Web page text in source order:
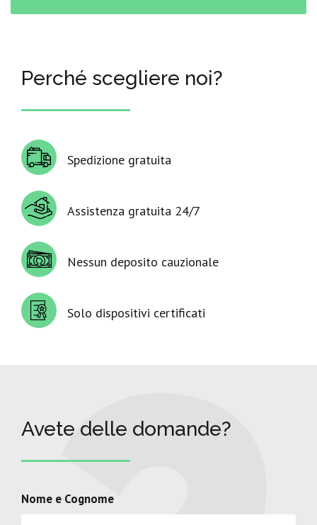
Perché scegliere noi?
Spedizione gratuita
Assistenza gratuita 24/7
Nessun deposito cauzionale
Solo dispositivi certificati
Avete delle domande?
Nome e Cognome